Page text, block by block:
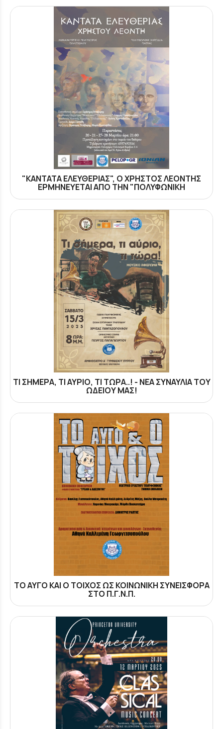
"ΚΑΝΤΑΤΑ ΕΛΕΥΘΕΡΙΑΣ", Ο ΧΡΗΣΤΟΣ ΛΕΟΝΤΗΣ
ΕΡΜΗΝΕΥΕΤΑΙ ΑΠΟ ΤΗΝ "ΠΟΛΥΦΩΝΙΚΗ
ΤΙ ΣΗΜΕΡΑ, ΤΙ ΑΥΡΙΟ, ΤΙ ΤΩΡΑ..! - ΝΕΑ ΣΥΝΑΥΛΙΑ ΤΟΥ
ΩΔΕΙΟΥ ΜΑΣ!
ΤΟ ΑΥΓΟ ΚΑΙ Ο ΤΟΙΧΟΣ ΩΣ ΚΟΙΝΩΝΙΚΗ ΣΥΝΕΙΣΦΟΡΑ
ΣΤΟ Π.Γ.Ν.Π.